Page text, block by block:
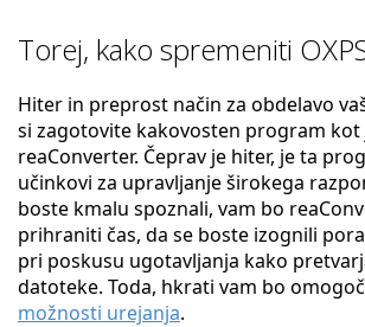
Torej, kako spremeniti
Hiter in preprost način za obdelavo
si zagotovite kakovosten program
reaConverter. Čeprav je hiter, je ta
učinkovi za upravljanje širokega
boste kmalu spoznali, vam bo
prihraniti čas, da se boste izognili
pri poskusu ugotavljanja kako
datoteke. Toda, hkrati vam bo
možnosti urejanja.